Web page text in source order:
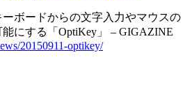
ーボードからの文字入力やマウスの
にする「OptiKey」 – GIGAZINE
20150911-optikey/